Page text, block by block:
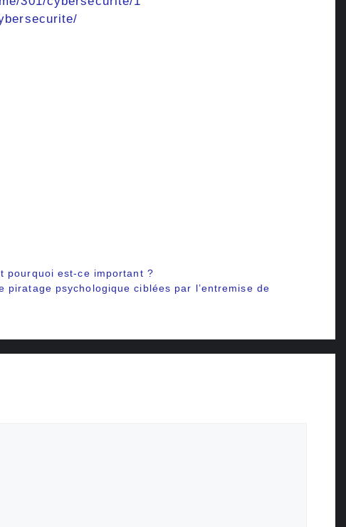
pourquoi est-ce important ?
piratage psychologique ciblées par l’entremise de